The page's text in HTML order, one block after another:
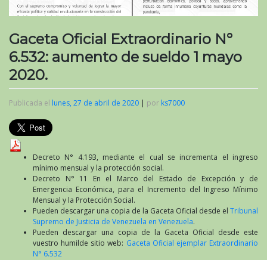
Gaceta Oficial Extraordinario N°
6.532: aumento de sueldo 1 mayo
2020.
Publicada el lunes, 27 de abril de 2020 | por ks7000
Decreto N° 4.193, mediante el cual se incrementa el ingreso
mínimo mensual y la protección social.
Decreto N° 11 En el Marco del Estado de Excepción y de
Emergencia Económica, para el Incremento del Ingreso Mínimo
Mensual y la Protección Social.
Pueden descargar una copia de la Gaceta Oficial desde el Tribunal
Supremo de Justicia de Venezuela en Venezuela.
Pueden descargar una copia de la Gaceta Oficial desde este
vuestro humilde sitio web: Gaceta Oficial ejemplar Extraordinario
N° 6.532